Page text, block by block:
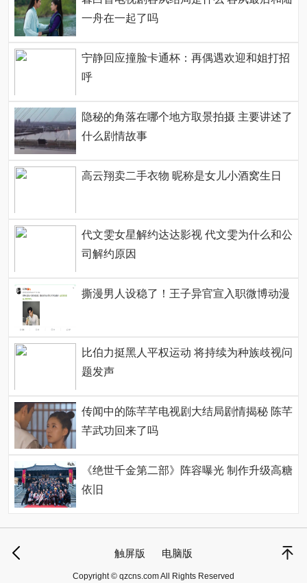
一舟在一起了吗
宁静回应撞脸卡通杯：再偶遇欢迎和姐打招
呼
隐秘的角落在哪个地方取景拍摄 主要讲述了
什么剧情故事
高云翔卖二手衣物 昵称是女儿小酒窝生日
代文雯女星解约达达影视 代文雯为什么和公
司解约原因
撕漫男人设稳了！王子异官宣入职微博动漫
比伯力挺黑人平权运动 将持续为种族歧视问
题发声
传闻中的陈芊芊电视剧大结局剧情揭秘 陈芊
芊武功回来了吗
《绝世千金第二部》阵容曝光 制作升级高糖
依旧
触屏版 电脑版
Copyright © qzcns.com All Rights Reserved